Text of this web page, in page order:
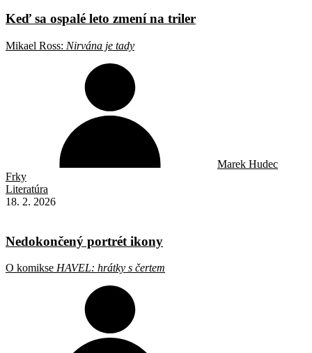
Keď sa ospalé leto zmení na triler
Mikael Ross: Nirvána je tady
Marek Hudec
Frky
Literatúra
18. 2. 2026
Nedokončený portrét ikony
O komikse HAVEL: hrátky s čertem